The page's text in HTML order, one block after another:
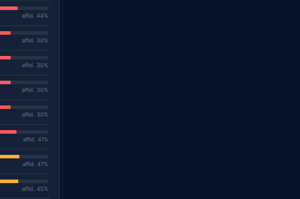
affid. 44%
affid. 30%
affid. 30%
affid. 30%
affid. 30%
affid. 41%
affid. 47%
affid. 45%